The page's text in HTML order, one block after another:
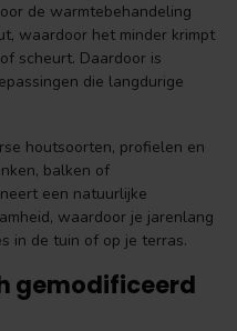
de warmtebehandeling
waardoor het minder krimpt
scheurt. Daardoor is
die langdurige
houtsoorten, profielen en
balken of
een natuurlijke
waardoor je jarenlang
in de tuin of op je terras.
gemodificeerd